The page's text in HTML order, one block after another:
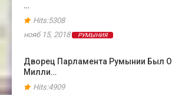
…
Hits:5308
нояб 15, 2018
РУМЫНИЯ
Дворец Парламента Румынии Был
Милли…
Hits:4909